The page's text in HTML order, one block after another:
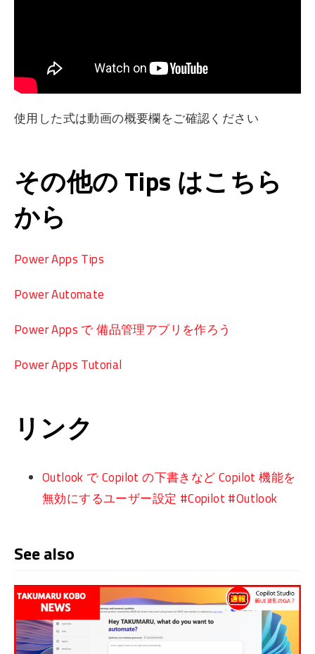
使用した式は動画の概要欄をご確認ください
その他の Tips はこちら
から
Power Apps Tips
Power Automate
Power Apps で 備品管理アプリを作ろう
Power Apps Tutorial
リンク
Outlook で Copilot の下書きなど Copilot 機能を
無効にするユーザー設定 #Copilot #Outlook
See also